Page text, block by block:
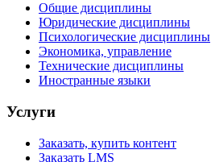
Общие дисциплины
Юридические дисциплины
Психологические дисциплины
Экономика, управление
Технические дисциплины
Иностранные языки
Услуги
Заказать, купить контент
Заказать LMS